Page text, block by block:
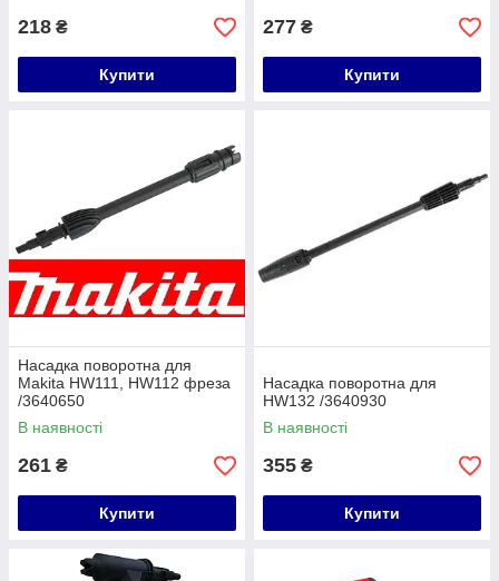
218 ₴
Купити
277 ₴
Купити
Насадка поворотна для
Makita HW111, HW112 фреза
/3640650
В наявності
261 ₴
Купити
Насадка поворотна для
HW132 /3640930
В наявності
355 ₴
Купити